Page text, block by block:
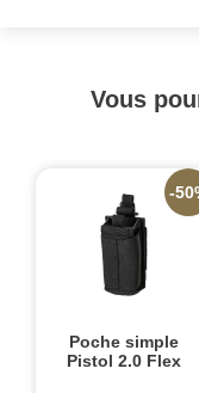
Vous
Poche simple
Pistol 2.0 Flex
-